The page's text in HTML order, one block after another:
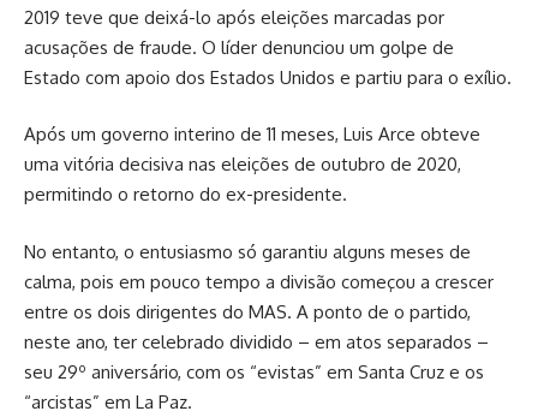
2019 teve que deixá-lo após eleições marcadas por
acusações de fraude. O líder denunciou um golpe de
Estado com apoio dos Estados Unidos e partiu para o exílio.
Após um governo interino de 11 meses, Luis Arce obteve
uma vitória decisiva nas eleições de outubro de 2020,
permitindo o retorno do ex-presidente.
No entanto, o entusiasmo só garantiu alguns meses de
calma, pois em pouco tempo a divisão começou a crescer
entre os dois dirigentes do MAS. A ponto de o partido,
neste ano, ter celebrado dividido – em atos separados –
seu 29º aniversário, com os “evistas” em Santa Cruz e os
“arcistas” em La Paz.